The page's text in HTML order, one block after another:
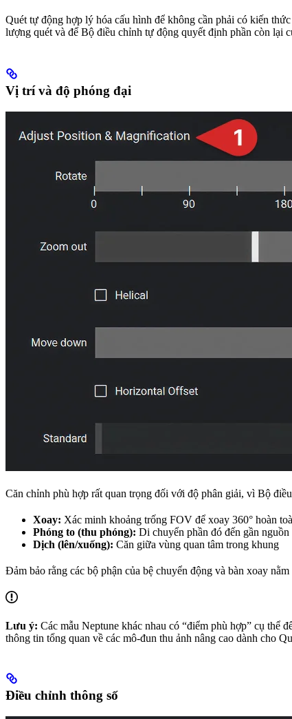
Quét tự động hợp lý hóa cấu hình để không cần phải có kiến
lượng quét và để Bộ điều chỉnh tự động quyết định phần còn lại
Vị trí và độ phóng đại
Căn chỉnh phù hợp rất quan trọng đối với độ phân giải, vì Bộ
Xoay: Xác minh khoảng trống FOV để xoay 360° hoàn
Phóng to (thu phóng): Di chuyển phần đó đến gần
Dịch (lên/xuống): Căn giữa vùng quan tâm trong khung
Đảm bảo rằng các bộ phận của bệ chuyển động và bàn xoay
Lưu ý: Các mẫu Neptune khác nhau có “điểm phù hợp” cụ thể
thông tin tổng quan về các mô-đun thu ảnh nâng cao dành cho
Điều chỉnh thông số